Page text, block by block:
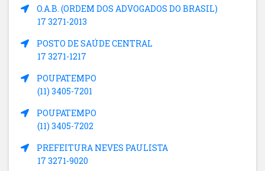
O.A.B. (ORDEM DOS ADVOGADOS DO BRASIL)
17 3271-2013
POSTO DE SAÚDE CENTRAL
17 3271-1217
POUPATEMPO
(11) 3405-7201
POUPATEMPO
(11) 3405-7202
PREFEITURA NEVES PAULISTA
17 3271-9020